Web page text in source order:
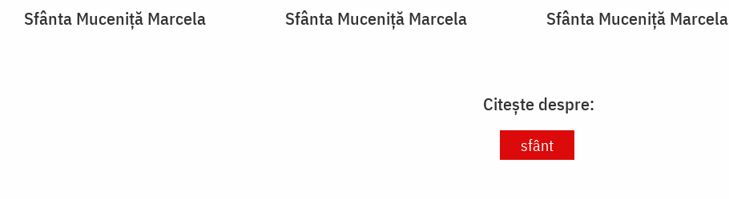
Sfânta Muceniță Marcela Sfânta Muceniță Marcela Sfânta Muceniță Marcela
Citește despre:
sfânt